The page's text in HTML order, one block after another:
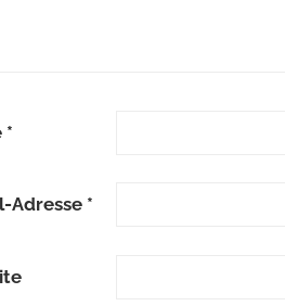
*
Adresse *